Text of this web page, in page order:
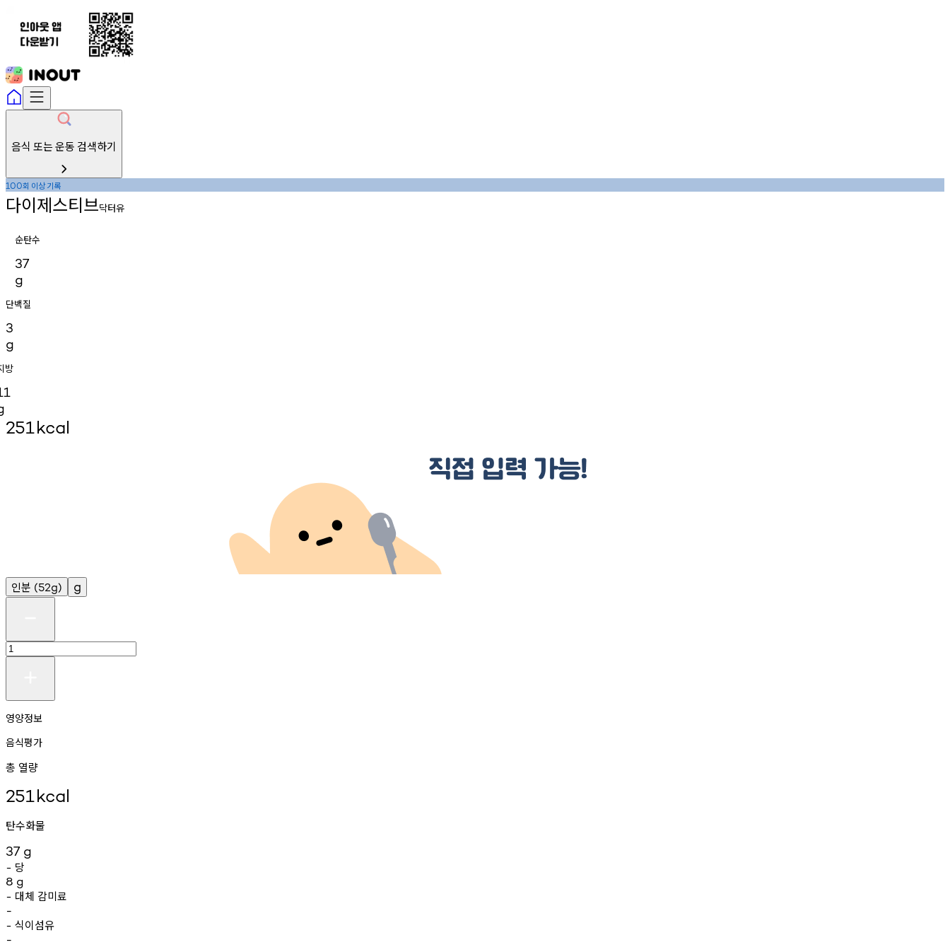
음식 또는 운동 검색하기
100회 이상기록
다이제스티브닥터유
순탄수
37
g
단백질
3
g
방
251kcal
인분 (52g) g
영양정보
음식평가
총 열량
251kcal
탄수화물
37 g
- 당
8 g
- 대체 감미료
-
- 식이섬유
-